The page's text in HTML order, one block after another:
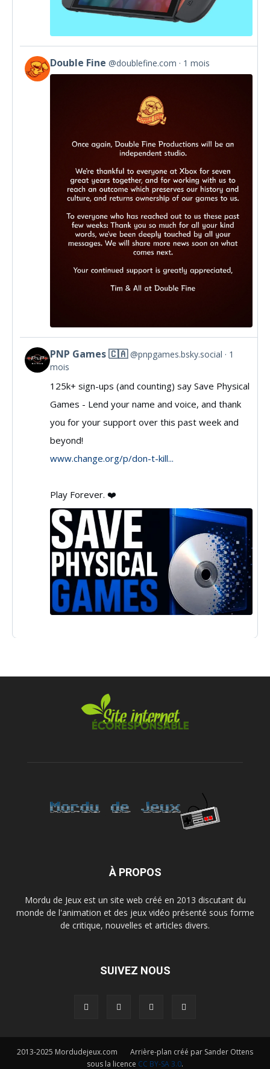
View
post
Double Fine @doublefine.com 1 mois
View
post
Games
PNP Games 🇨🇦 @pnpgames.bsky.social
1
mois
125k+ sign-ups (and counting) say Save Physical
Games - Lend your name and voice, and thank
you for your support over this past week and
beyond!
www.change.org/p/don-t-kill...
Play Forever. ❤️
À PROPOS
Mordu de Jeux est un site web créé en 2013 discutant du
monde de l'animation et des jeux vidéo présenté sous forme
de critique, nouvelles et articles divers.
SUIVEZ NOUS
2013-2025 Mordudejeux.com Arrière-plan créé par Sander Ottens
sous la licence CC BY-SA 3.0.